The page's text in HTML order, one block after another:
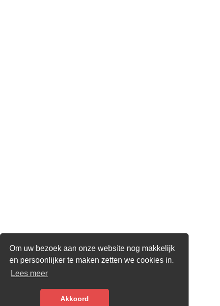
Om uw bezoek aan onze website nog makkelijk
en persoonlijker te maken zetten we cookies in.
Lees meer
Akkoord